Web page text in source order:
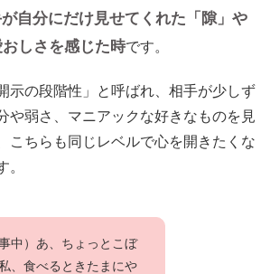
自分にだけ見せてくれた「隙」や
おしさを感じた時です。
示の段階性」と呼ばれ、相手が少しず
や弱さ、マニアックな好きなものを見
こちらも同じレベルで心を開きたくな
。
中）あ、ちょっとこぼ
、食べるときたまにや